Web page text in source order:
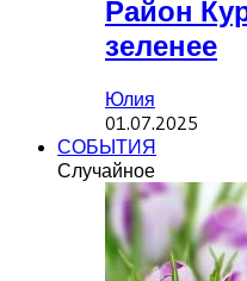
Район
зеленее
Юлия
01.07.2025
СОБЫТИЯ
Случайное